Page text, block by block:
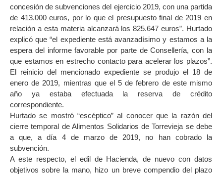
concesión de subvenciones del ejercicio 2019, con una partida
de 413.000 euros, por lo que el presupuesto final de 2019 en
relación a esta materia alcanzará los 825.647 euros”. Hurtado
explicó que “el expediente está avanzadísimo y estamos a la
espera del informe favorable por parte de Consellería, con la
que estamos en estrecho contacto para acelerar los plazos”.
El reinicio del mencionado expediente se produjo el 18 de
enero de 2019, mientras que el 5 de febrero de este mismo
año ya estaba efectuada la reserva de crédito
correspondiente.
Hurtado se mostró “escéptico” al conocer que la razón del
cierre temporal de Alimentos Solidarios de Torrevieja se debe
a que, a día 4 de marzo de 2019, no han cobrado la
subvención.
A este respecto, el edil de Hacienda, de nuevo con datos
objetivos sobre la mano, hizo un breve compendio del plazo